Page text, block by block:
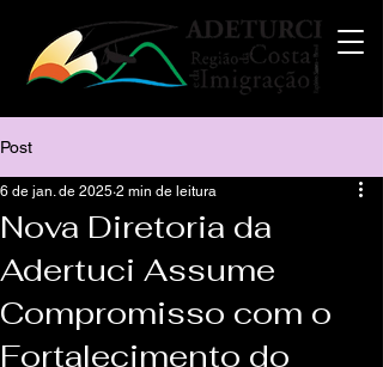
Post
Nova Diretoria da
Adertuci Assume
Compromisso com o
Fortalecimento do
6 de jan. de 2025 2 min de leitura